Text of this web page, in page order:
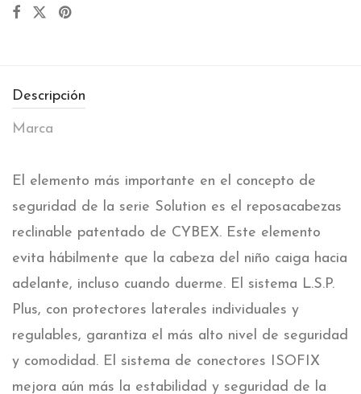
Descripción
Marca
El elemento más importante en el concepto de
seguridad de la serie Solution es el reposacabezas
reclinable patentado de CYBEX. Este elemento
evita hábilmente que la cabeza del niño caiga hacia
adelante, incluso cuando duerme. El sistema L.S.P.
Plus, con protectores laterales individuales y
regulables, garantiza el más alto nivel de seguridad
y comodidad. El sistema de conectores ISOFIX
mejora aún más la estabilidad y seguridad de la